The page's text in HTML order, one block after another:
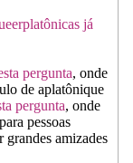
já
pergunta, onde
de aplatônique
pergunta, onde
pessoas
grandes amizades